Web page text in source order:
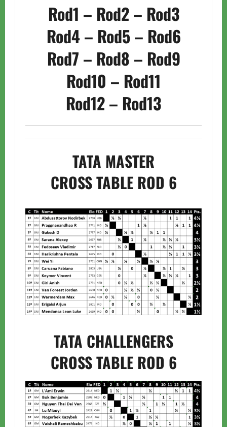
Rod1 – Rod2– Rod3
Rod4– Rod5– Rod6
Rod7 – Rod8 – Rod9
Rod10 – Rod11
Rod12– Rod13
TATA MASTER
CROSS TABLE ROD 6
TATA CHALLENGERS
CROSS TABLE ROD 6